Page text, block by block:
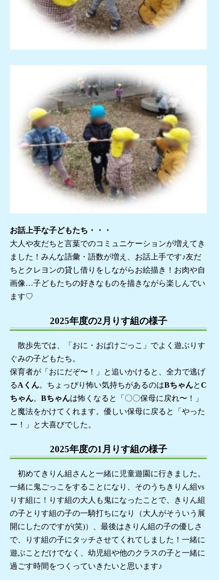
お話上手な子どもたち・・・
大人や友だちと言葉でのコミュニケーションが増えてき
ました！みんな語彙・語数が増え、お話上手です♪友だ
ちとクレヨンの貸し借りをしながらお絵描き！お肉や自
画像…子どもたちの好きなものを描きながら楽しんでい
ます♡
2025年度の2月りす組の様子
散歩先では、「おに・おばけごっこ」でよく遊ぶりす
ぐみの子どもたち。
保育者が「おにだぞ〜！」と追いかけると、全力で逃げ
るAくん。ちょっぴり怖い気持ちがあるのはBちゃんとC
ちゃん。 Bちゃんは怖くなると「〇〇保母に戻れ〜！」
と魔法をかけてくれます。優しい保母に戻ると「やった
ー！」と大喜びでした。
2025年度の1月りす組の様子
初めてきりん組さんと一緒に児童遊園に行きました。
一緒に鬼ごっこをすることになり、そのうちきりん組vs
りす組に！りす組の大人も鬼になったことで、きりん組
の子とりす組の子の一騎打ちになり（大人がそういう展
開にしたのですが(笑)）、最後はきりん組の子の優しさ
で、りす組の子にタッチさせてくれてしました！一緒に
遊ぶことだけでなく、幼児組や他のクラスの子と一緒に
過ごす時間をつくっていきたいと思います♪